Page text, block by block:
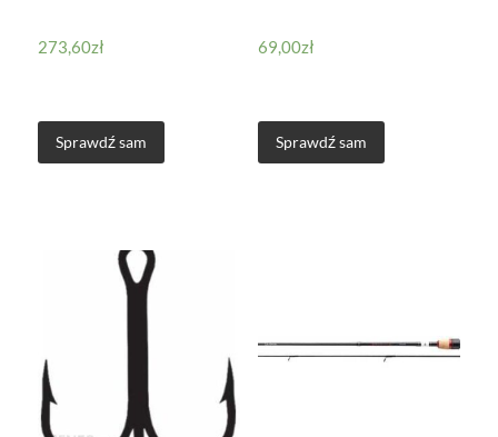
273,60zł
Sprawdź sam
69,00zł
Sprawdź sam